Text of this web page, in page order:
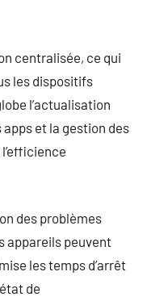
centralisée, ce qui
les dispositifs
l’actualisation
et la gestion des
des problèmes
appareils peuvent
les temps d’arrêt
de